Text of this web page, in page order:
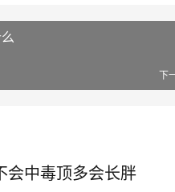
下
会中毒顶多会长胖